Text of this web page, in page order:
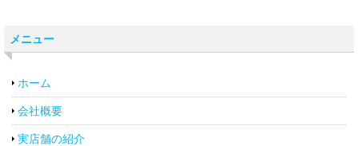
メニュー
ホーム
会社概要
実店舗の紹介